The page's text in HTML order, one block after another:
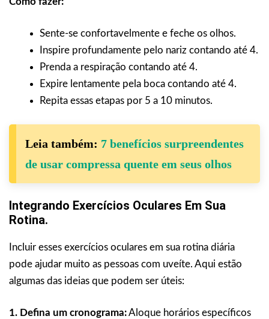
Sente-se confortavelmente e feche os olhos.
Inspire profundamente pelo nariz contando até 4.
Prenda a respiração contando até 4.
Expire lentamente pela boca contando até 4.
Repita essas etapas por 5 a 10 minutos.
Leia também: 7 benefícios surpreendentes
de usar compressa quente em seus olhos
Integrando Exercícios Oculares Em Sua
Rotina.
Incluir esses exercícios oculares em sua rotina diária
pode ajudar muito as pessoas com uveíte. Aqui estão
algumas das ideias que podem ser úteis:
1. Defina um cronograma:Aloque horários específicos